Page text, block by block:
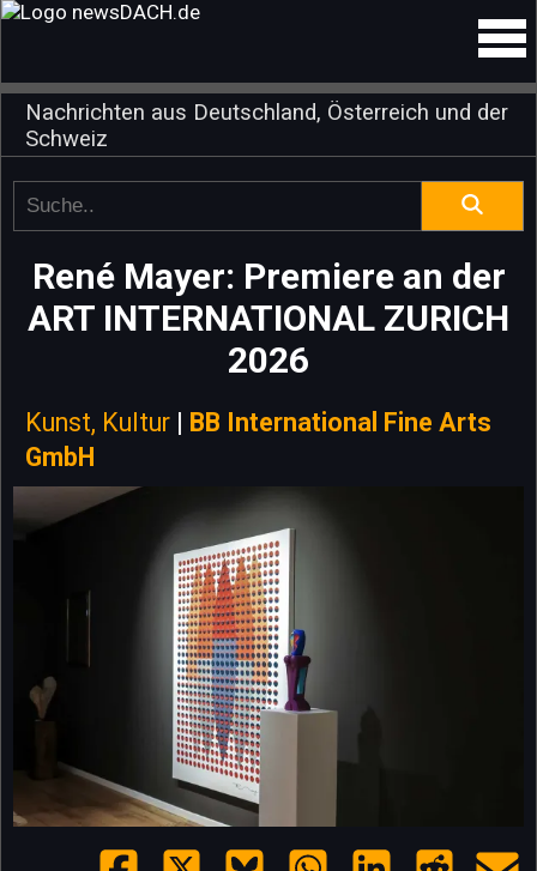
Nachrichten aus Deutschland, Österreich und der
Schweiz
René Mayer: Premiere an der
ART INTERNATIONAL ZURICH
2026
Kunst, Kultur | BB International Fine Arts
GmbH